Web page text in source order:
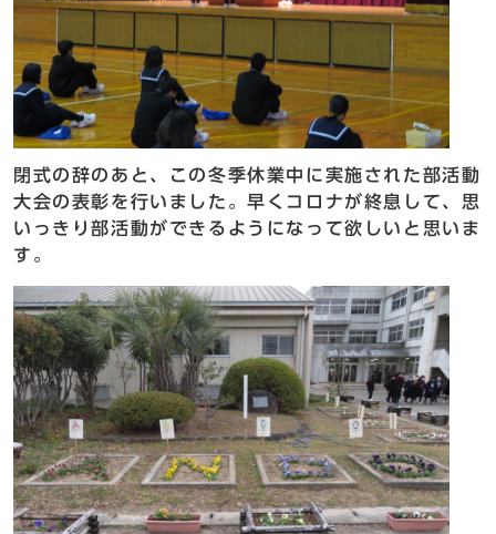
閉式の辞のあと、この冬季休業中に実施された部活動
大会の表彰を行いました。早くコロナが終息して、思
いっきり部活動ができるようになって欲しいと思いま
す。